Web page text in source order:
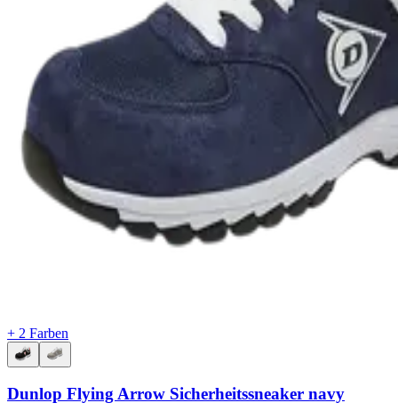
+ 2 Farben
Dunlop Flying Arrow Sicherheitssneaker navy